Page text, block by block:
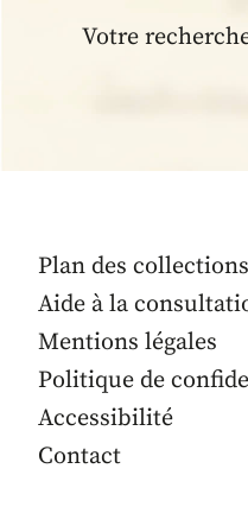
Votre
Plan des collections
Aide à la
Mentions légales
Politique de
Accessibilité
Contact